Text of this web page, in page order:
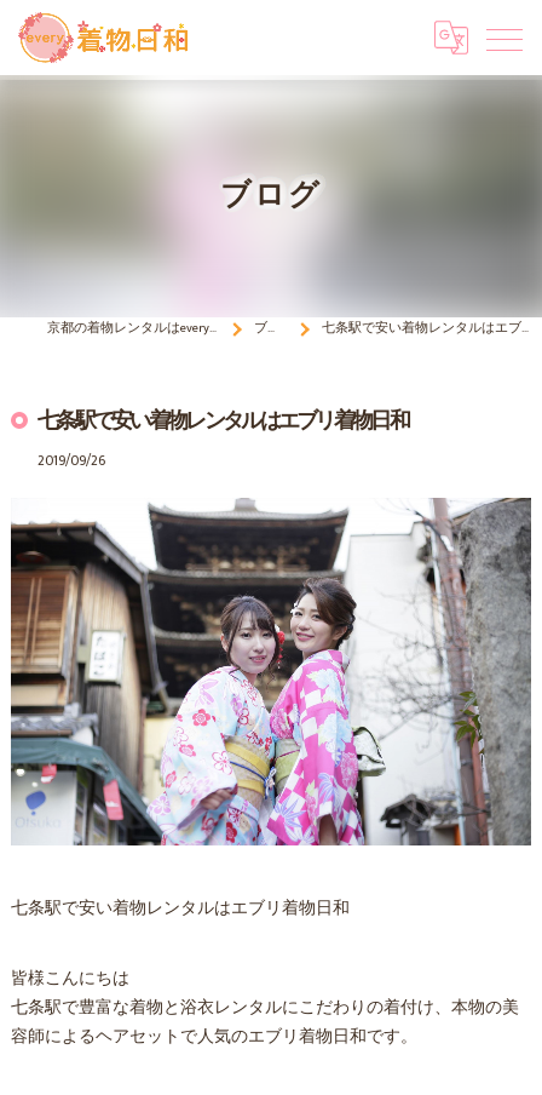
ブログ
京都の着物レンタルはevery 着物日和 ブログ 七条駅で安い着物レンタルはエブリ着物日和
七条駅で安い着物レンタルはエブリ着物日和
2019/09/26
七条駅で安い着物レンタルはエブリ着物日和
皆様こんにちは
七条駅で豊富な着物と浴衣レンタルにこだわりの着付け、本物の美
容師によるヘアセットで人気のエブリ着物日和です。